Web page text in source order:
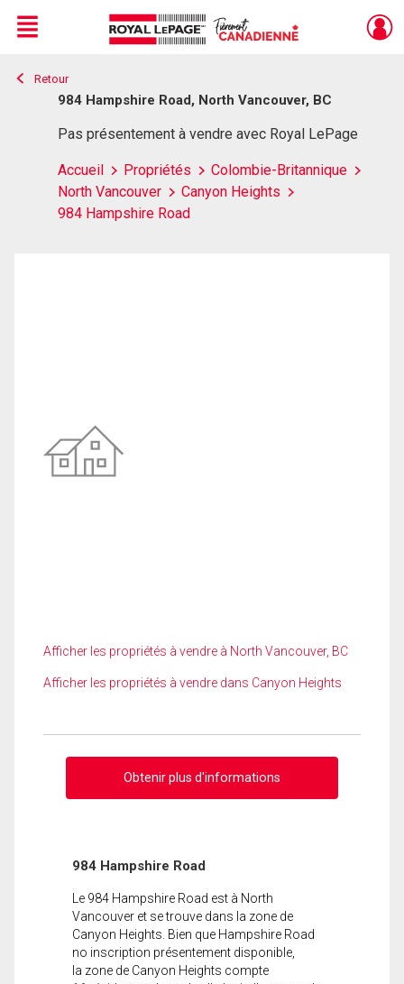
Live
En Direct
Menu
Retour
984 Hampshire Road, North Vancouver, BC
Pas présentement à vendre avec Royal LePage
Accueil Propriétés
Colombie-Britannique
North Vancouver
Canyon Heights
984 Hampshire Road
Afficher les propriétés à vendre à North Vancouver, BC
Afficher les propriétés à vendre dans Canyon Heights
Obtenir plus d'informations
984 Hampshire Road
Le 984 Hampshire Road est à North
Vancouver et se trouve dans la zone de
Canyon Heights. Bien que Hampshire Road
no inscription présentement disponible,
la zone de Canyon Heights compte